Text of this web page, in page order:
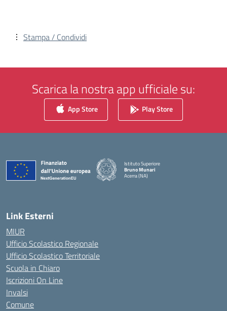
Stampa / Condividi
Scarica la nostra app ufficiale su:
App Store Play Store
Istituto Superiore
Bruno Munari
Acerra (NA)
Link Esterni
MIUR
Ufficio Scolastico Regionale
Ufficio Scolastico Territoriale
Scuola in Chiaro
Iscrizioni On Line
Invalsi
Comune